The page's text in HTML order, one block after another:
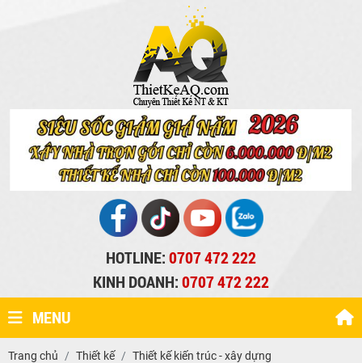
HOTLINE:0707 472 222
KINH DOANH:0707 472 222
MENU
Trang chủ Thiết kế
Thiết kế kiến trúc - xây dựng